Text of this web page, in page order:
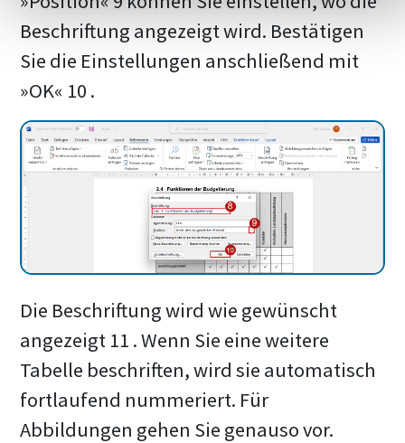
Beschriftung angezeigt wird. Bestätigen
Sie die Einstellungen anschließend mit
»OK« 10 .
Die Beschriftung wird wie gewünscht
angezeigt 11 . Wenn Sie eine weitere
Tabelle beschriften, wird sie automatisch
fortlaufend nummeriert. Für
Abbildungen gehen Sie genauso vor.